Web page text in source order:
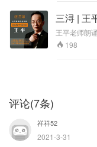
皇宫里的荣
宫里的所见
留给了后世
实是指紫禁
大观园则是
世、董鄂妃
三浔 | 王
王平老师朗
立了三浔《
通过线下朗
学习、共同
是一家。大
198
评论(7条)
祥祥52
2021-3-31